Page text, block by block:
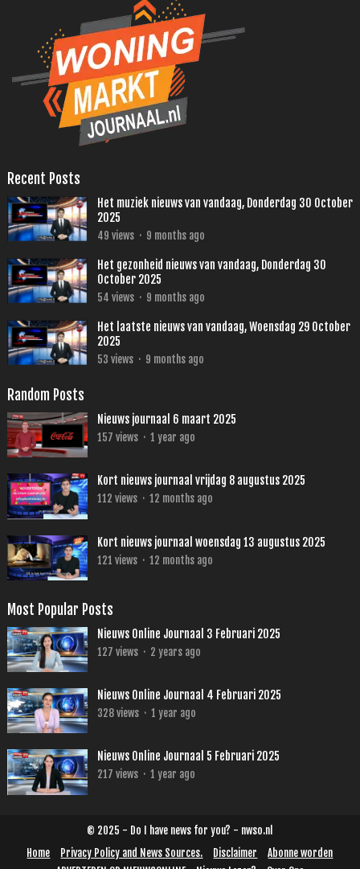
Recent Posts
Het muziek nieuws van vandaag, Donderdag 30 October
2025
49 views · 9 months ago
Het gezonheid nieuws van vandaag, Donderdag 30
October 2025
54 views · 9 months ago
Het laatste nieuws van vandaag, Woensdag 29 October
2025
53 views · 9 months ago
Random Posts
Nieuws journaal 6 maart 2025
157 views · 1 year ago
Kort nieuws journaal vrijdag 8 augustus 2025
112 views · 12 months ago
Kort nieuws journaal woensdag 13 augustus 2025
121 views · 12 months ago
Most Popular Posts
Nieuws Online Journaal 3 Februari 2025
127 views · 2 years ago
Nieuws Online Journaal 4 Februari 2025
328views · 1 year ago
Nieuws Online Journaal 5 Februari 2025
217 views · 1 year ago
© 2025 - Do I have news for you? - nwso.nl
Home
Privacy Policy and News Sources. Disclaimer
Abonne worden